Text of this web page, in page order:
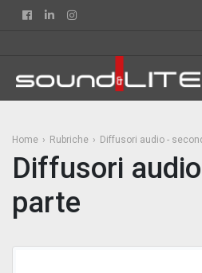
FacebookLinkedin
Home Rubriche Diffusori audio -
Diffusori
parte